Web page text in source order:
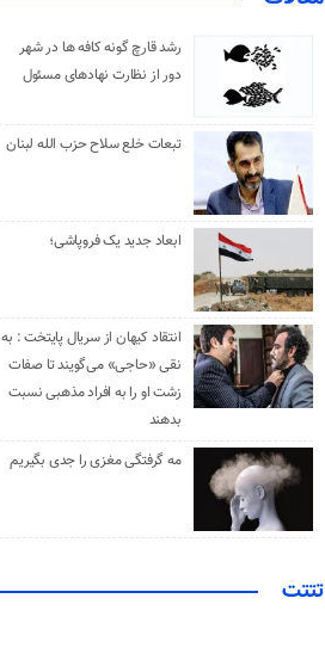
رشد قارچ گونه کافه ها در شهر
دور از نظارت نهادهای مسئول
تبعات خلع سلاح حزب الله لبنان
ابعاد جدید یک فروپاشی؛
انتقاد کیهان از سریال پایتخت : به
نقی «حاجی» می‌گویند تا صفات
زشت او را به افراد مذهبی نسبت
بدهند
مه گرفتگی مغزی را جدی بگیریم
تتتت